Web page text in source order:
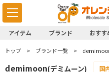
アイテム ブランド おすす
トップ ブランド一覧
demimoon(デミムーン) 国